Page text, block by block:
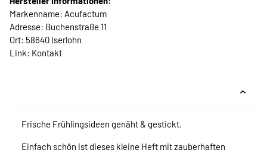
Markenname: Acufactum
Adresse: Buchenstraße 11
Ort: 58640 Iserlohn
Link: Kontakt
Frische Frühlingsideen genäht & gestickt.
Einfach schön ist dieses kleine Heft mit zauberhaften